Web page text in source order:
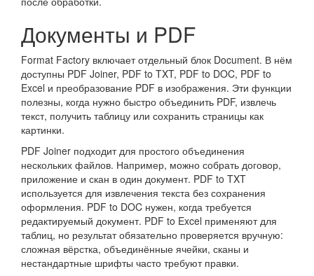
Документы и PDF
Format Factory включает отдельный блок Document. В нём
доступны PDF Joiner, PDF to TXT, PDF to DOC, PDF to
Excel и преобразование PDF в изображения. Эти функции
полезны, когда нужно быстро объединить PDF, извлечь
текст, получить таблицу или сохранить страницы как
картинки.
PDF Joiner подходит для простого объединения
нескольких файлов. Например, можно собрать договор,
приложение и скан в один документ. PDF to TXT
используется для извлечения текста без сохранения
оформления. PDF to DOC нужен, когда требуется
редактируемый документ. PDF to Excel применяют для
таблиц, но результат обязательно проверяется вручную:
сложная вёрстка, объединённые ячейки, сканы и
нестандартные шрифты часто требуют правки.